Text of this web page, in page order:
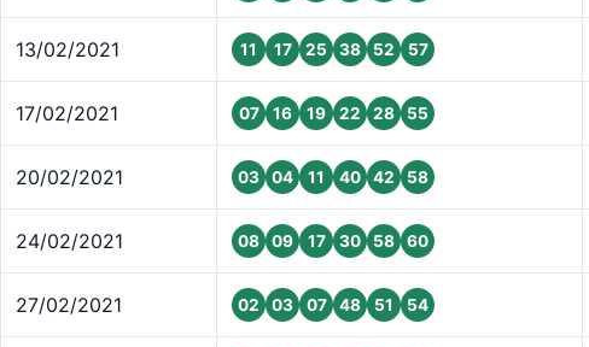
13/02/2021 11 17 25 38 52 57
17/02/2021 07 16 19 22 28 55
20/02/2021 03 04 11 40 42 58
24/02/2021 08 09 17 30 58 60
27/02/2021 02 03 07 48 51 54